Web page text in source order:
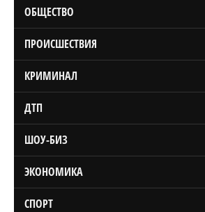
ОБЩЕСТВО
ПРОИСШЕСТВИЯ
КРИМИНАЛ
ДТП
ШОУ-БИЗ
ЭКОНОМИКА
СПОРТ